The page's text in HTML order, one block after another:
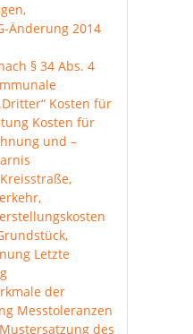
Änderung 2014
§ 34 Abs. 4
Kosten für
Kosten für
und –
Kreisstraße,
Letzte
der
Messtoleranzen
Mustersatzung des